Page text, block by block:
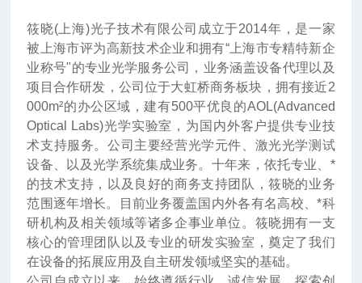
筱晓(上海)光子技术有限公司成立于2014年 ， 是一家
被上海市评为高新技术企业和拥有“上海市专精特新企
业称号"的专业光学服务公司，业务涵盖设备代理以及
项目合作研发，公司位于大虹桥商务板块，拥有接近2
000m²的办公区域，建有500平优良的AOL(Advanced
Optical Labs)光学实验室，为国内外客户提供专业技
术支持服务。公司主要经营光学元件、激光光学测试
设备、以及光学系统集成业务。十年来 ，依托专业、*
的技术支持，以及良好的商务支持团队，筱晓的业务
范围逐年增长。目前业务覆盖国内外各有名高校、*科
研机构及相关领域等诸多企事业单位。筱晓拥有一支
核心的管理团队以及专业的研发实验室，奠定了我们
在设备的拓展应用及自主研发领域坚实的基础。